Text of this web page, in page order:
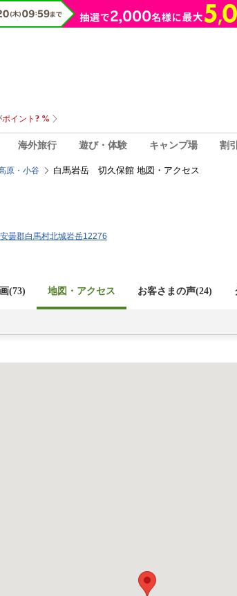
海外旅行 遊び・体験 キャンプ場 割
原・小谷 白馬岩岳 切久保館 地図・アクセス
曇郡白馬村北城岩岳12276
(73) 地図・アクセス お客さまの声(24)